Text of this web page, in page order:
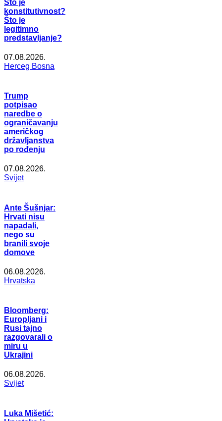
Što je
konstitutivnost?
Što je
legitimno
predstavljanje?
07.08.2026.
Herceg Bosna
Trump
potpisao
naredbe o
ograničavanju
američkog
državljanstva
po rođenju
07.08.2026.
Svijet
Ante Šušnjar:
Hrvati nisu
napadali,
nego su
branili svoje
domove
06.08.2026.
Hrvatska
Bloomberg:
Europljani i
Rusi tajno
razgovarali o
miru u
Ukrajini
06.08.2026.
Svijet
Luka Mišetić: